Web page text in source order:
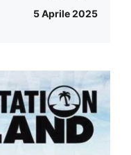
5 Aprile 2025